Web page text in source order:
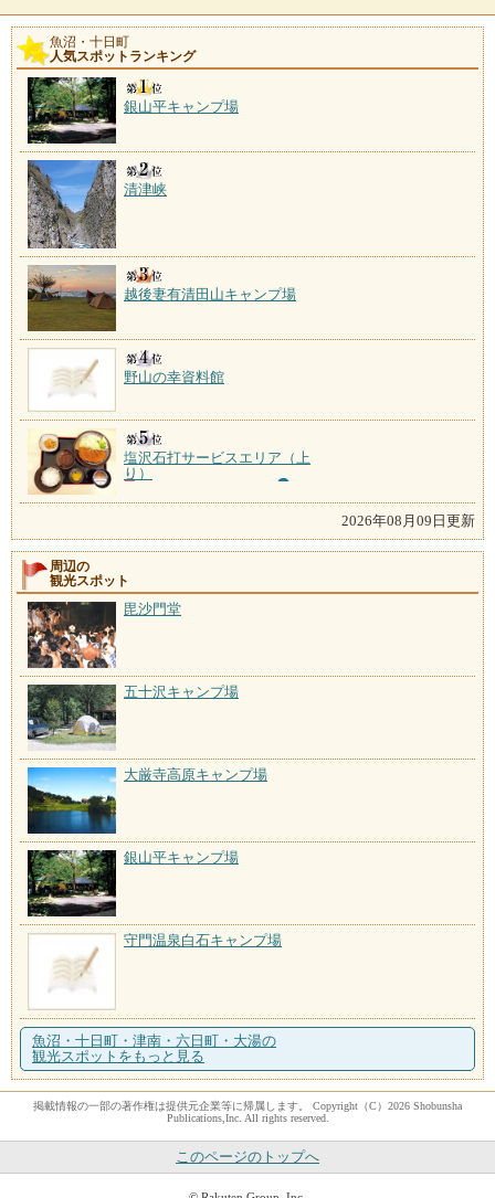
魚沼・十日町
人気スポットランキング
銀山平キャンプ場
清津峡
越後妻有清田山キャンプ場
野山の幸資料館
塩沢石打サービスエリア（上
り）
2026年08月09日更新
周辺の
観光スポット
毘沙門堂
五十沢キャンプ場
大厳寺高原キャンプ場
銀山平キャンプ場
守門温泉白石キャンプ場
魚沼・十日町・津南・六日町・大湯の
観光スポットをもっと見る
掲載情報の一部の著作権は提供元企業等に帰属します。 Copyright（C）2026 Shobunsha
Publications,Inc. All rights reserved.
このページのトップへ